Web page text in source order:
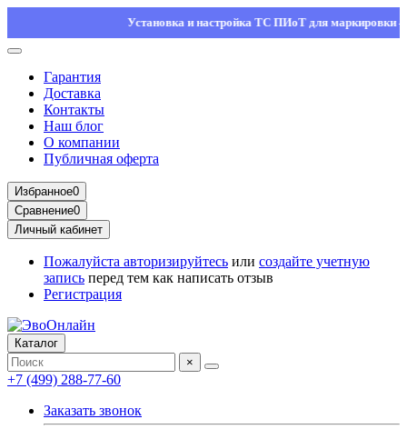
Установка и настройка ТС ПИоТ для маркировки —
Гарантия
Доставка
Контакты
Наш блог
О компании
Публичная оферта
Избранное0
Сравнение0
Личный кабинет
Пожалуйста авторизируйтесь или создайте учетную
запись перед тем как написать отзыв
Регистрация
Каталог
×
+7 (499) 288-77-60
Заказать звонок